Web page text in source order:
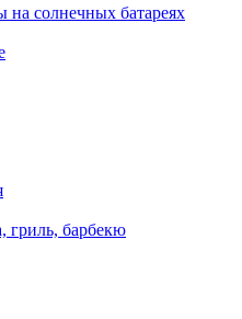
солнечных батареях
гриль, барбекю